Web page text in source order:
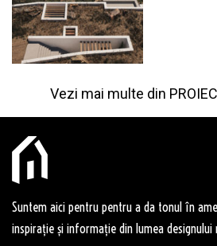
Vezi mai multe din
Suntem aici pentru pentru a da tonul în
inspirație și informație din lumea